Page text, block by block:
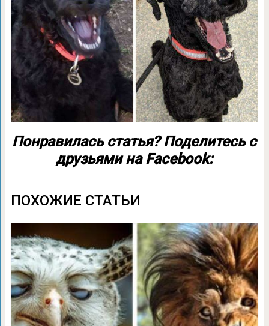
Понравилась статья? Поделитесь с
друзьями на Facebook:
ПОХОЖИЕ СТАТЬИ